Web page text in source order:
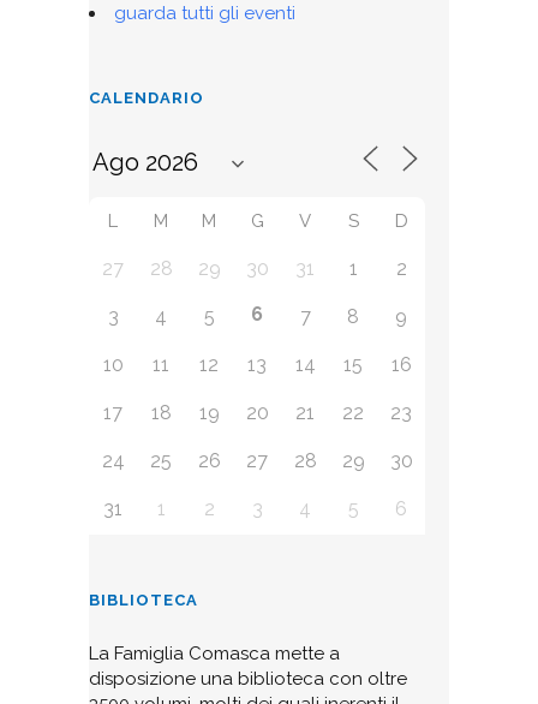
guarda tutti gli eventi
CALENDARIO
L M M G V S D
27 28 29 30 31 1 2
3 4 5 6 7 8 9
10 11 12 13 14 15 16
17 18 19 20 21 22 23
24 25 26 27 28 29 30
31 1 2 3 4 5 6
BIBLIOTECA
La Famiglia Comasca mette a
disposizione una biblioteca con oltre